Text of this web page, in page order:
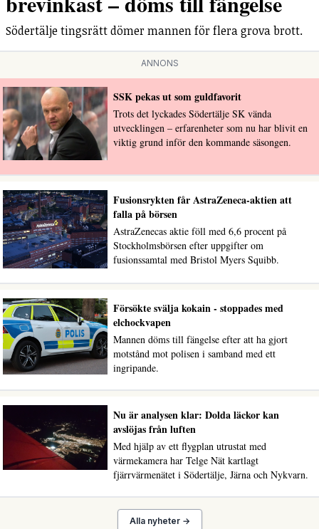
Södertälje tingsrätt dömer mannen för flera grova brott.
ANNONS
SSK pekas ut som guldfavorit
Trots det lyckades Södertälje SK vända
utvecklingen – erfarenheter som nu har blivit en
viktig grund inför den kommande säsongen.
Fusionsrykten får AstraZeneca-aktien att
falla på börsen
AstraZenecas aktie föll med 6,6 procent på
Stockholmsbörsen efter uppgifter om
fusionssamtal med Bristol Myers Squibb.
Försökte svälja kokain - stoppades med
elchockvapen
Mannen döms till fängelse efter att ha gjort
motstånd mot polisen i samband med ett
ingripande.
Nu är analysen klar: Dolda läckor kan
avslöjas från luften
Med hjälp av ett flygplan utrustat med
värmekamera har Telge Nät kartlagt
fjärrvärmenätet i Södertälje, Järna och Nykvarn.
Alla nyheter →